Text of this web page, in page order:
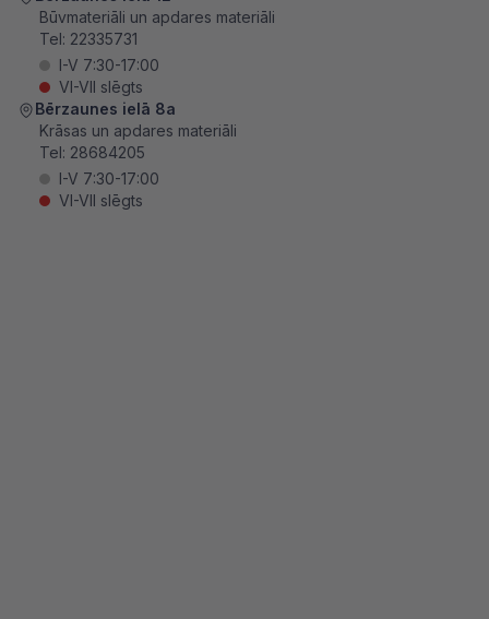
Būvmateriāli un apdares materiāli
Tel: 22335731
I-V 7:30-17:00
VI-VII slēgts
Bērzaunes ielā 8a
Krāsas un apdares materiāli
Tel: 28684205
I-V 7:30-17:00
VI-VII slēgts